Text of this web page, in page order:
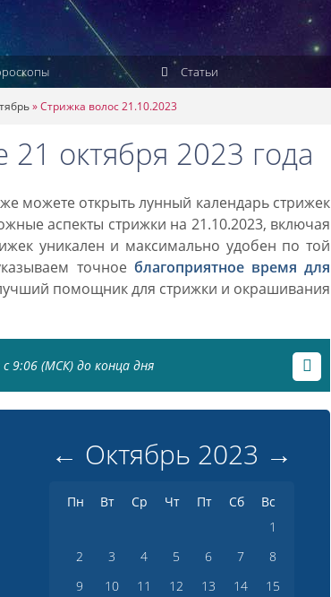
Статьи
»Стрижка волос 21.10.2023
октября 2023 года
можете открыть лунный календарь стрижек
аспекты стрижки на 21.10.2023, включая
уникален и максимально удобен по той
точное благоприятное время для
помощник для стрижки и окрашивания
9:06 (МСК) до конца дня
← Октябрь 2023 →
Пн Вт Ср Чт Пт Сб
Вс
1
2
3 4 5 6 7
8
9
10 11 12 13 14
15